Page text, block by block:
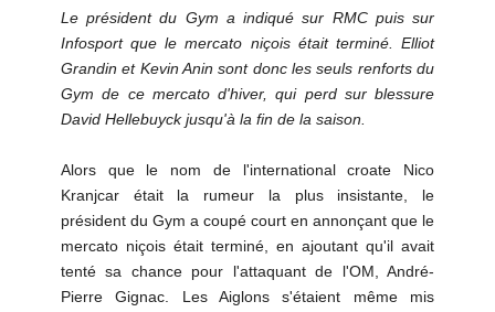
Le président du Gym a indiqué sur RMC puis sur
Infosport que le mercato niçois était terminé. Elliot
Grandin et Kevin Anin sont donc les seuls renforts du
Gym de ce mercato d'hiver, qui perd sur blessure
David Hellebuyck jusqu'à la fin de la saison.
Alors que le nom de l'international croate Nico
Kranjcar était la rumeur la plus insistante, le
président du Gym a coupé court en annonçant que le
mercato niçois était terminé, en ajoutant qu'il avait
tenté sa chance pour l'attaquant de l'OM, André-
Pierre Gignac. Les Aiglons s'étaient même mis